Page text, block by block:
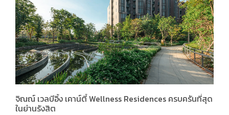
จิณณ์ เวลบีอิ้ง เคาน์ตี้ Wellness Residences ครบครันที่สุด
ในย่านรังสิต